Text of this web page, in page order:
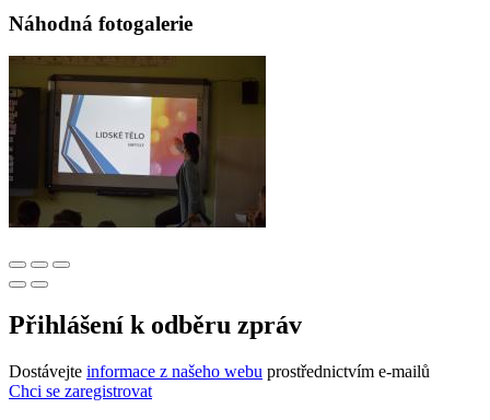
Náhodná fotogalerie
Přihlášení k odběru zpráv
Dostávejte informace z našeho webu prostřednictvím e-mailů
Chci se zaregistrovat